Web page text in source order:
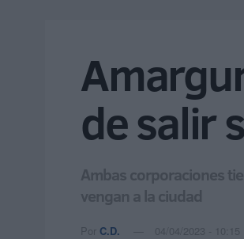
de salir
Ambas corporaciones
vengan a la ciudad
Por C.D. 04/04/2023 - 10:15